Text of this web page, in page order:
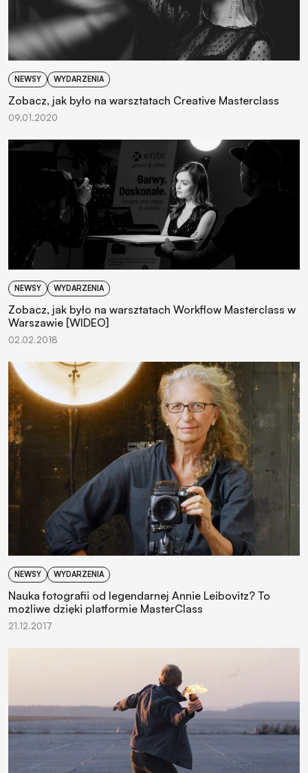
NEWSY WYDARZENIA
Zobacz, jak było na warsztatach Creative Masterclass
09.01.2020
NEWSY WYDARZENIA
Zobacz, jak było na warsztatach Workflow Masterclass w
Warszawie [WIDEO]
02.02.2018
NEWSY WYDARZENIA
Nauka fotografii od legendarnej Annie Leibovitz? To
możliwe dzięki platformie MasterClass
21.12.2017